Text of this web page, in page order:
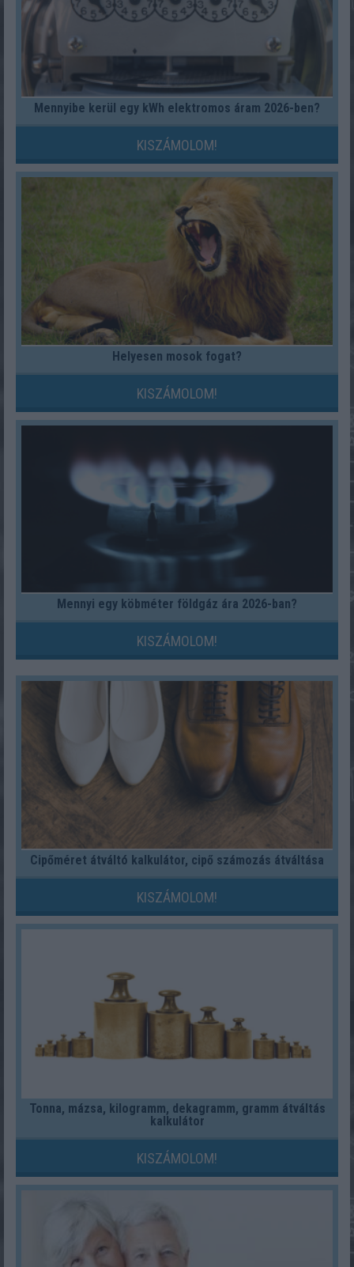
Mennyibe kerül egy kWh elektromos áram 2026-ben?
KISZÁMOLOM!
Helyesen mosok fogat?
KISZÁMOLOM!
Mennyi egy köbméter földgáz ára 2026-ban?
KISZÁMOLOM!
Cipőméret átváltó kalkulátor, cipő számozás átváltása
KISZÁMOLOM!
Tonna, mázsa, kilogramm, dekagramm, gramm átváltás
kalkulátor
KISZÁMOLOM!